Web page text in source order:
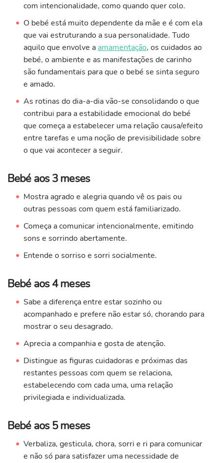
com intencionalidade, como quando quer colo.
O bebé está muito dependente da mãe e é com ela
que vai estruturando a sua personalidade. Tudo
aquilo que envolve a amamentação, os cuidados ao
bebé, o ambiente e as manifestações de carinho
são fundamentais para que o bebé se sinta seguro
e amado.
As rotinas do dia-a-dia vão-se consolidando o que
contribui para a estabilidade emocional do bebé
que começa a estabelecer uma relação causa/efeito
entre tarefas e uma noção de previsibilidade sobre
o que vai acontecer a seguir.
Bebé aos 3 meses
Mostra agrado e alegria quando vê os pais ou
outras pessoas com quem está familiarizado.
Começa a comunicar intencionalmente, emitindo
sons e sorrindo abertamente.
Entende o sorriso e sorri socialmente.
Bebé aos 4 meses
Sabe a diferença entre estar sozinho ou
acompanhado e prefere não estar só, chorando para
mostrar o seu desagrado.
Aprecia a companhia e gosta de atenção.
Distingue as figuras cuidadoras e próximas das
restantes pessoas com quem se relaciona,
estabelecendo com cada uma, uma relação
privilegiada e individualizada.
Bebé aos 5 meses
Verbaliza, gesticula, chora, sorri e ri para comunicar
e não só para satisfazer uma necessidade de